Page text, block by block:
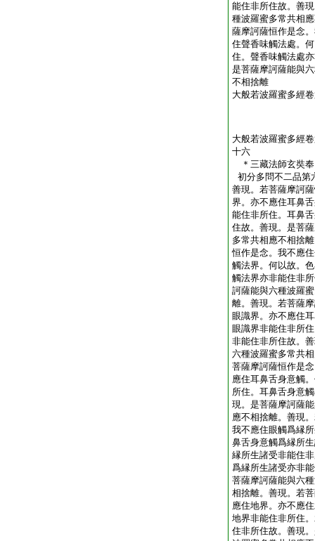
能住非所住故。善
種波羅蜜多常共相
薩摩訶薩恒作是念
住聲香味觸法處。
住。聲香味觸法處
是菩薩摩訶薩能與
不相捨離
大般若波羅蜜多經
大般若波羅蜜多經
十六
＊三藏法師玄
初分多問不二品第
善現。若菩薩摩訶
界。亦不應住耳鼻
能住非所住。耳鼻
住故。善現。是菩
多常共相應不相捨
恒作是念。我不應
觸法界。何以故。
觸法界亦非能住非
訶薩能與六種波羅
離。善現。若菩薩
眼識界。亦不應住
眼識界非能住非所
非能住非所住故。
六種波羅蜜多常共
菩薩摩訶薩恒作是
應住耳鼻舌身意觸
所住。耳鼻舌身意
現。是菩薩摩訶薩
應不相捨離。善現
我不應住眼觸爲縁
鼻舌身意觸爲縁所
縁所生諸受非能住
爲縁所生諸受亦非
菩薩摩訶薩能與六
相捨離。善現。若
應住地界。亦不應
地界非能住非所住
住非所住故。善現